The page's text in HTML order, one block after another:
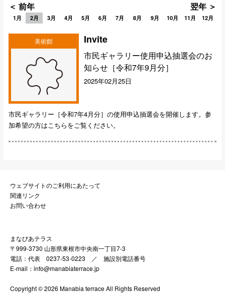
＜ 前年 翌年 ＞
1月 2月 3月 4月 5月 6月 7月 8月 9月 10月 11月 12月
美術館 Invite
市民ギャラリー使用申込抽選会のお
知らせ［令和7年9月分］
2025年02月25日
市民ギャラリー［令和7年4月分］の使用申込抽選会を開催します。参
加希望の方はこちらをご覧ください。
ウェブサイトのご利用にあたって
関連リンク
お問い合わせ
まなびあテラス
〒999-3730 山形県東根市中央南一丁目7-3
電話：代表 0237-53-0223 ／ 施設別電話番号
E-mail：info@manabiaterrace.jp
Copyright © 2026 Manabia terrace All Rights Reserved